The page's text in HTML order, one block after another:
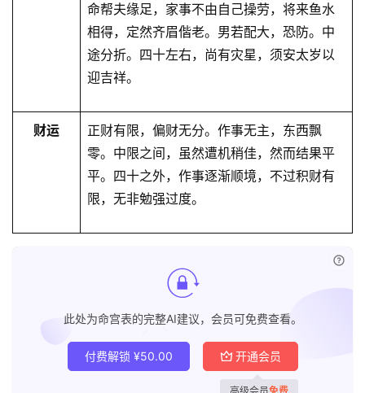
命帮夫缘足，家事不由自己操劳，将来⻥水
相得，定然⻬眉偕老。男若配大，恐防。中
途分折。四十左右，尚有灾星，须安太岁以
迎吉祥。
财运
正财有限，偏财无分。作事无主，东⻄飘
零。中限之间，虽然遭机稍佳，然而结果平
平。四十之外，作事逐渐顺境，不过积财有
限，无非勉强过度。
此处为命宫表的完整AI建议，会员可免费查看。
付费解锁 ¥50.00 开通会员